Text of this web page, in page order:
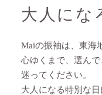
大 人 に な
Maiの振袖は、東海
心ゆくまで、選んで
迷ってください。
大人になる特別な